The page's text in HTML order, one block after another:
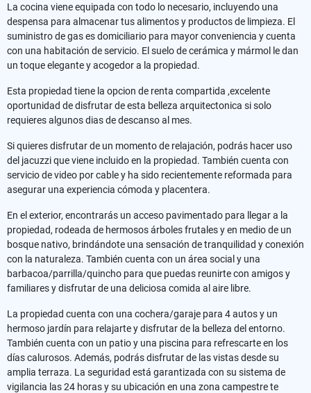
La cocina viene equipada con todo lo necesario, incluyendo una
despensa para almacenar tus alimentos y productos de limpieza. El
suministro de gas es domiciliario para mayor conveniencia y cuenta
con una habitación de servicio. El suelo de cerámica y mármol le dan
un toque elegante y acogedor a la propiedad.
Esta propiedad tiene la opcion de renta compartida ,excelente
oportunidad de disfrutar de esta belleza arquitectonica si solo
requieres algunos dias de descanso al mes.
Si quieres disfrutar de un momento de relajación, podrás hacer uso
del jacuzzi que viene incluido en la propiedad. También cuenta con
servicio de video por cable y ha sido recientemente reformada para
asegurar una experiencia cómoda y placentera.
En el exterior, encontrarás un acceso pavimentado para llegar a la
propiedad, rodeada de hermosos árboles frutales y en medio de un
bosque nativo, brindándote una sensación de tranquilidad y conexión
con la naturaleza. También cuenta con un área social y una
barbacoa/parrilla/quincho para que puedas reunirte con amigos y
familiares y disfrutar de una deliciosa comida al aire libre.
La propiedad cuenta con una cochera/garaje para 4 autos y un
hermoso jardín para relajarte y disfrutar de la belleza del entorno.
También cuenta con un patio y una piscina para refrescarte en los
días calurosos. Además, podrás disfrutar de las vistas desde su
amplia terraza. La seguridad está garantizada con su sistema de
vigilancia las 24 horas y su ubicación en una zona campestre te